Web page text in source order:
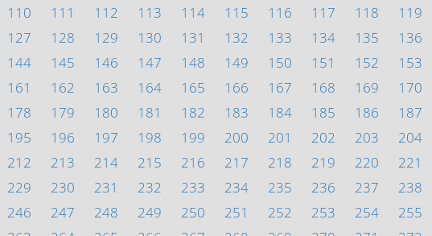
110 111 112 113 114 115 116 117 118 119
127 128 129 130 131 132 133 134 135 136
144 145 146 147 148 149 150 151 152 153
161 162 163 164 165 166 167 168 169 170
178 179 180 181 182 183 184 185 186 187
195 196 197 198 199 200 201 202 203 204
212 213 214 215 216 217 218 219 220 221
229 230 231 232 233 234 235 236 237 238
246 247 248 249 250 251 252 253 254 255